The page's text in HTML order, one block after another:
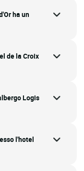
ha un
de la Croix
Logis
l'hotel